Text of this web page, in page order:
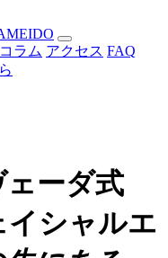
コラム アクセス FAQ
ーダ式
シャルエ